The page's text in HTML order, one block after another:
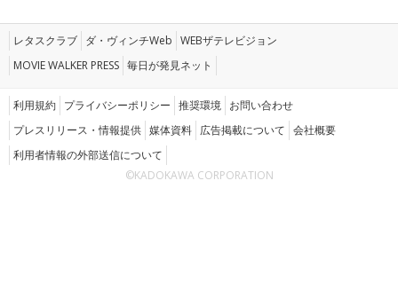
レタスクラブ ダ・ヴィンチWeb WEBザテレビジョン
MOVIE WALKER PRESS 毎日が発見ネット
利用規約 プライバシーポリシー 推奨環境 お問い合わせ
プレスリリース・情報提供 媒体資料 広告掲載について 会社概要
利用者情報の外部送信について
©KADOKAWA CORPORATION